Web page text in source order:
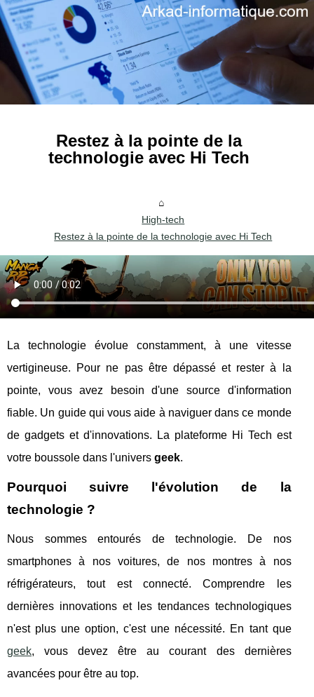
Restez à la pointe de la
technologie avec Hi Tech
High-tech
Restez à la pointe de la technologie avec Hi Tech
La technologie évolue constamment, à une vitesse
vertigineuse. Pour ne pas être dépassé et rester à la
pointe, vous avez besoin d'une source d'information
fiable. Un guide qui vous aide à naviguer dans ce monde
de gadgets et d'innovations. La plateforme Hi Tech est
votre boussole dans l'univers geek.
Pourquoi suivre l'évolution de la
technologie ?
Nous sommes entourés de technologie. De nos
smartphones à nos voitures, de nos montres à nos
réfrigérateurs, tout est connecté. Comprendre les
dernières innovations et les tendances technologiques
n'est plus une option, c'est une nécessité. En tant que
geek, vous devez être au courant des dernières
avancées pour être au top.